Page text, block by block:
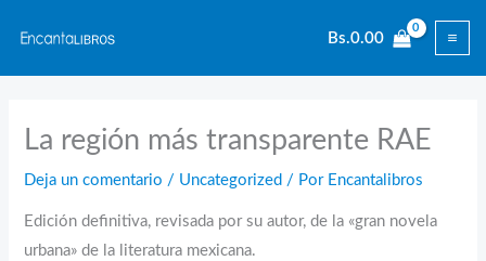
contenido
Bs.0.00
La región más transparente RAE
Deja un comentario / Uncategorized / Por Encantalibros
Edición definitiva, revisada por su autor, de la «gran novela
urbana» de la literatura mexicana.